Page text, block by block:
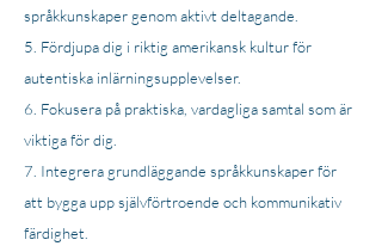
språkkunskaper genom aktivt deltagande.
Fördjupa dig i riktig amerikansk kultur för
autentiska inlärningsupplevelser.
Fokusera på praktiska, vardagliga samtal som är
viktiga för dig.
Integrera grundläggande språkkunskaper för
att bygga upp självförtroende och kommunikativ
färdighet.